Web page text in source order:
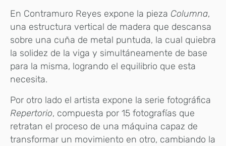
En Contramuro Reyes expone la pieza Columna,
una estructura vertical de madera que descansa
sobre una cuña de metal puntuda, la cual quiebra
la solidez de la viga y simultáneamente de base
para la misma, logrando el equilibrio que esta
necesita.
Por otro lado el artista expone la serie fotográfica
Repertorio, compuesta por 15 fotografías que
retratan el proceso de una máquina capaz de
transformar un movimiento en otro, cambiando la